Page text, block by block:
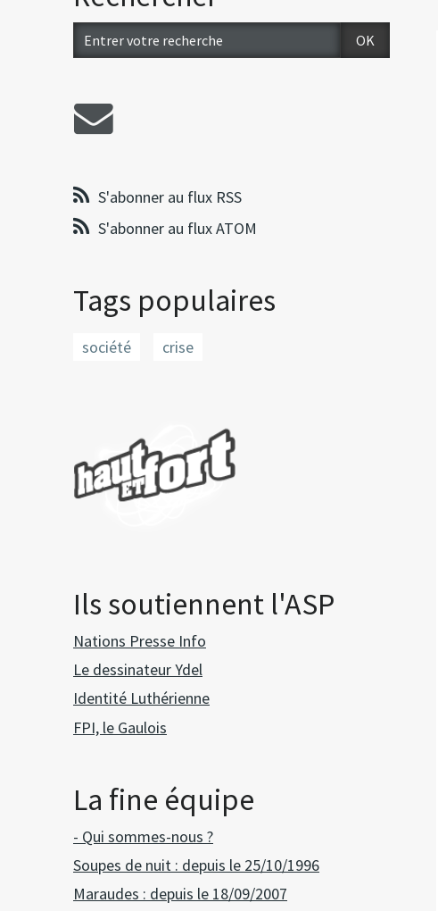
S'abonner au flux RSS
S'abonner au flux ATOM
Tags populaires
société crise
Ils soutiennent l'ASP
Nations Presse Info
Le dessinateur Ydel
Identité Luthérienne
FPI, le Gaulois
La fine équipe
- Qui sommes-nous ?
Soupes de nuit : depuis le 25/10/1996
Maraudes : depuis le 18/09/2007